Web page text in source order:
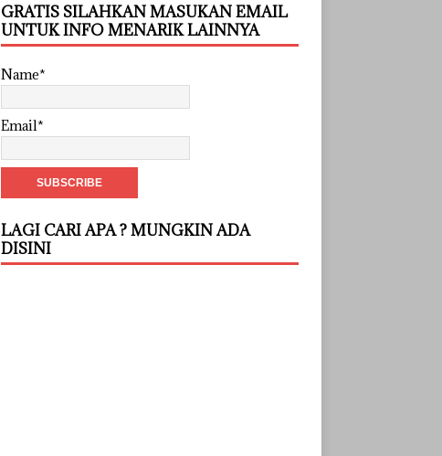
GRATIS SILAHKAN MASUKAN EMAIL
UNTUK INFO MENARIK LAINNYA
Name*
Email*
LAGI CARI APA ? MUNGKIN ADA
DISINI